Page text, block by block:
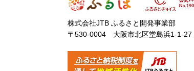
株式会社JTB ふるさと開発事業部
〒530-0004 大阪市北区堂島浜1-1-27